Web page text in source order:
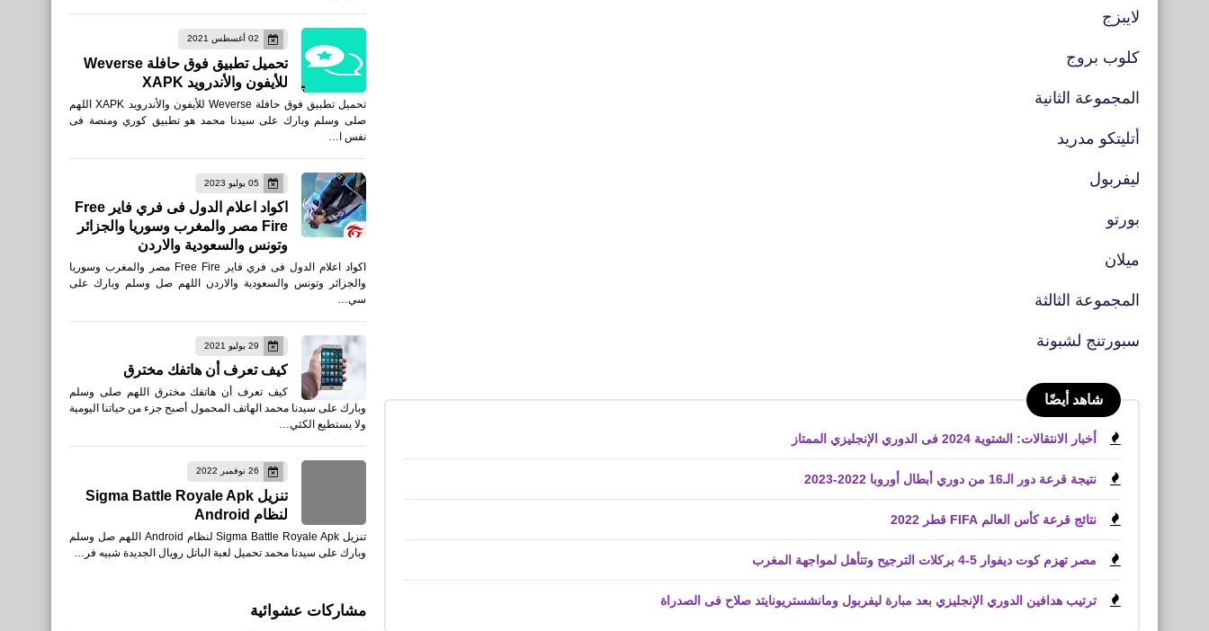
لايبزج
كلوب بروج
المجموعة الثانية
أتليتكو مدريد
ليفربول
بورتو
ميلان
المجموعة الثالثة
سبورتنج لشبونة
شاهد أيضًا
أخبار الانتقالات: الشتوية 2024 فى الدوري الإنجليزي الممتاز
نتيجة قرعة دور الـ16 من دوري أبطال أوروبا 2022-2023
نتائج قرعة كأس العالم FIFA قطر 2022
مصر تهزم كوت ديفوار 5-4 بركلات الترجيح وتتأهل لمواجهة المغرب
ترتيب هدافين الدوري الإنجليزي بعد مبارة ليفربول ومانشستريونايتد صلاح فى الصدراة
02 أغسطس 2021
تحميل تطبيق فوق حافلة Weverse
للأيفون والأندرويد XAPK
تحميل تطبيق فوق حافلة Weverse للأيفون والأندرويد XAPK اللهم
صلى وسلم وبارك على سيدنا محمد هو تطبيق كوري ومنصة فى
نفس ا…
05 يوليو 2023
اكواد اعلام الدول فى فري فاير Free
Fire مصر والمغرب وسوريا والجزائر
وتونس والسعودية والاردن
اكواد اعلام الدول فى فري فاير Free Fire مصر والمغرب وسوريا
والجزائر وتونس والسعودية والاردن اللهم صل وسلم وبارك على
سي…
29 يوليو 2021
كيف تعرف أن هاتفك مخترق
كيف تعرف أن هاتفك مخترق اللهم صلى وسلم
وبارك على سيدنا محمد الهاتف المحمول أصبح جزء من حياتنا اليومية
ولا يستطيع الكثي…
26 نوفمبر 2022
تنزيل Sigma Battle Royale Apk
لنظام Android
تنزيل Sigma Battle Royale Apk لنظام Android اللهم صل وسلم
وبارك على سيدنا محمد تحميل لعبة الباتل رويال الجديدة شبيه فر…
مشاركات عشوائية